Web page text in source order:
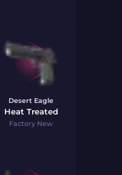
Desert Eagle
Heat Treated
Factory New